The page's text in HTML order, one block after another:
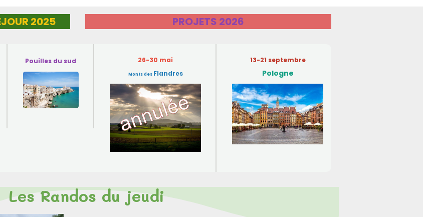
2025 PROJETS 2026
Pouilles du sud 26-30 mai
Monts des Flandres
13-21 septembre
Pologne
Les Randos du jeudi